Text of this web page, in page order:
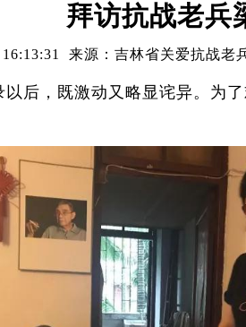
拜访抗战老兵
16:13:31 来源：吉林省关爱抗战老
，既激动又略显诧异。为